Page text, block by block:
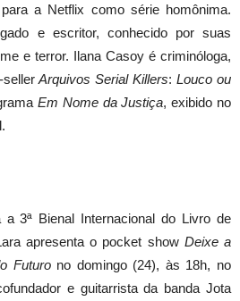
a Netflix como série homônima.
e escritor, conhecido por suas
e terror. Ilana Casoy é criminóloga,
sellerArquivos Serial Killers:Louco ou
Em Nome da Justiça, exibido no
3ª Bienal Internacional do Livro de
apresenta o pocket show Deixe a
Futurono domingo (24), às 18h, no
e guitarrista da banda Jota